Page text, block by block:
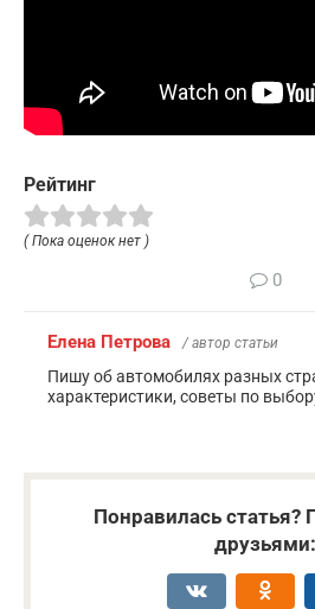
Рейтинг
( Пока оценок нет )
0
Елена Петрова / автор статьи
Пишу об автомобилях разных
характеристики, советы по
Понравилась статья?
друзьями: